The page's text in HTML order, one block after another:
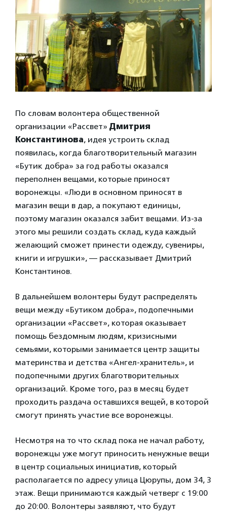
По словам волонтера общественной
организации «Рассвет» Дмитрия
Константинова, идея устроить склад
появилась, когда благотворительный магазин
«Бутик добра» за год работы оказался
переполнен вещами, которые приносят
воронежцы. «Люди в основном приносят в
магазин вещи в дар, а покупают единицы,
поэтому магазин оказался забит вещами. Из-за
этого мы решили создать склад, куда каждый
желающий сможет принести одежду, сувениры,
книги и игрушки», — рассказывает Дмитрий
Константинов.
В дальнейшем волонтеры будут распределять
вещи между «Бутиком добра», подопечными
организации «Рассвет», которая оказывает
помощь бездомным людям, кризисными
семьями, которыми занимается центр защиты
материнства и детства «Ангел-хранитель», и
подопечными других благотворительных
организаций. Кроме того, раз в месяц будет
проходить раздача оставшихся вещей, в которой
смогут принять участие все воронежцы.
Несмотря на то что склад пока не начал работу,
воронежцы уже могут приносить ненужные вещи
в центр социальных инициатив, который
располагается по адресу улица Цюрупы, дом 34, 3
этаж. Вещи принимаются каждый четверг с 19:00
до 20:00. Волонтеры заявляют, что будут